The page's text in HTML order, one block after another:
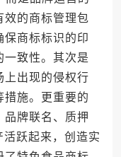
效的商标管理包
保商标标识的印
一致性。其次是
上出现的侵权行
措施。更重要的
品牌联名、质押
活跃起来，创造实